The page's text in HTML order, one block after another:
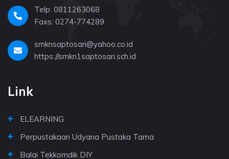
Telp: 0811263068
Faxs: 0274-774289
smknsaptosari@yahoo.co.id
https://smkn1saptosari.sch.id
Link
ELEARNING
Perpustakaan Udyana Pustaka Tama
Balai Tekkomdik DIY